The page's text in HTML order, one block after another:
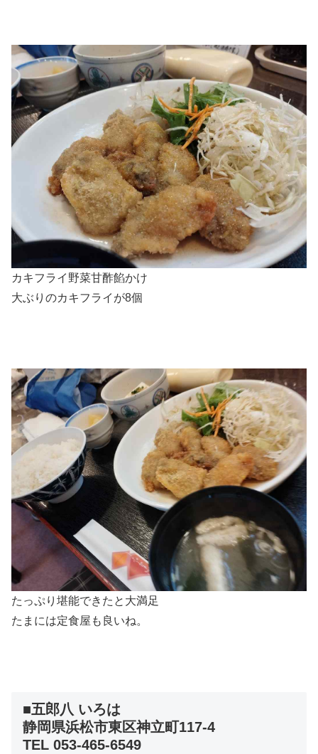
カキフライ野菜甘酢餡かけ
大ぶりのカキフライが8個
たっぷり堪能できたと大満足
たまには定食屋も良いね。
■五郎八 いろは
静岡県浜松市東区神立町117-4
TEL 053-465-6549